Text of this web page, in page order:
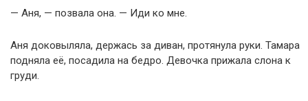
— Аня, — позвала она. — Иди ко мне.
Аня доковыляла, держась за диван, протянула руки. Тамара
подняла её, посадила на бедро. Девочка прижала слона к
груди.